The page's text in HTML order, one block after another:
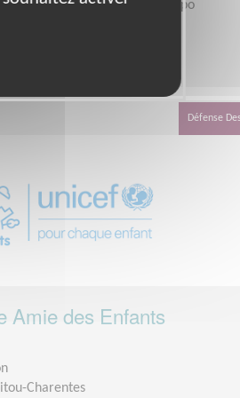
par semaine selon vos dispo
Défense
Amie des Enfants
Charentes